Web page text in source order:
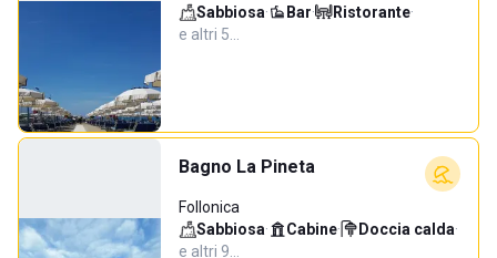
Sabbiosa· Bar· Ristorante·
e altri 5…
Bagno La Pineta
Follonica
Sabbiosa· Cabine· Doccia calda·
e altri 9…